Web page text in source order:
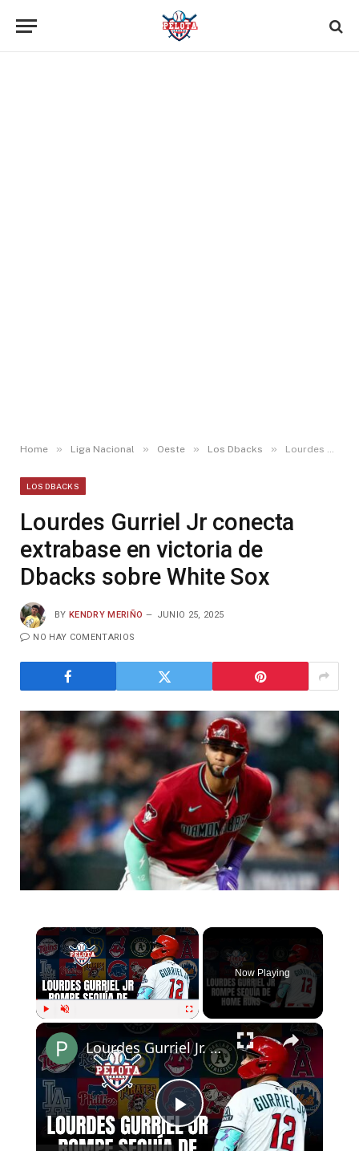
Home » Liga Nacional » Oeste » Los Dbacks » Lourdes Gurriel Jr conecta extrabase en victoria de Dbacks sobre White Sox
LOS DBACKS
Lourdes Gurriel Jr conecta
extrabase en victoria de
Dbacks sobre White Sox
BY KENDRY MERIÑO JUNIO 25, 2025
NO HAY COMENTARIOS
Now Playing
Play
Lourdes Gurriel Jr. rompió sequía jonronera por todo lo alto